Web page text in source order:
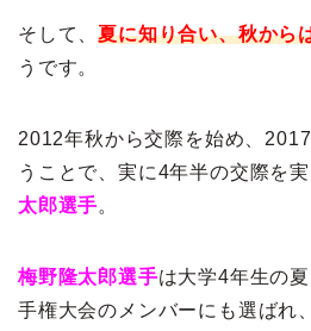
そして、夏に知り合い、秋から
うです。
2012年秋から交際を始め、
うことで、実に4年半の交際を
太郎選手。
梅野隆太郎選手は大学4年生の
手権大会のメンバーにも選ばれ